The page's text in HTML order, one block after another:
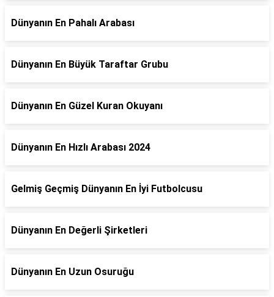
Dünyanın En Pahalı Arabası
Dünyanın En Büyük Taraftar Grubu
Dünyanın En Güzel Kuran Okuyanı
Dünyanın En Hızlı Arabası 2024
Gelmiş Geçmiş Dünyanın En İyi Futbolcusu
Dünyanın En Değerli Şirketleri
Dünyanın En Uzun Osuruğu